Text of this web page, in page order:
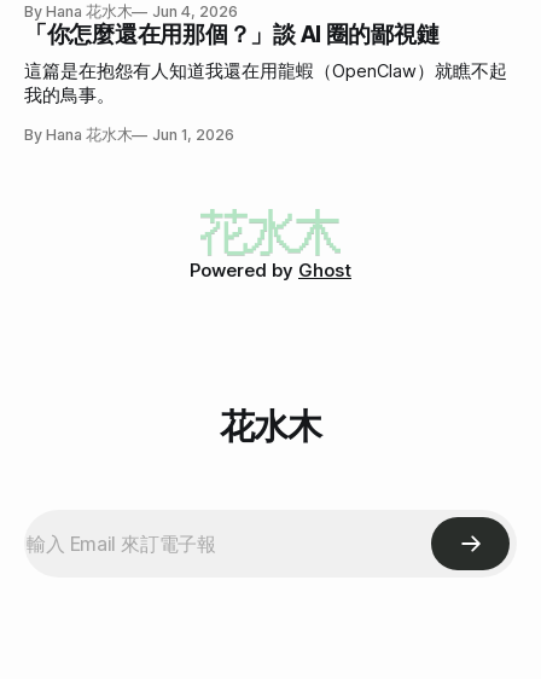
By Hana 花水木 Jun 4, 2026
「你怎麼還在用那個？」談 AI 圈的鄙視鏈
這篇是在抱怨有人知道我還在用龍蝦（OpenClaw）就瞧不起
我的鳥事。
By Hana 花水木 Jun 1, 2026
Powered by Ghost
花水木